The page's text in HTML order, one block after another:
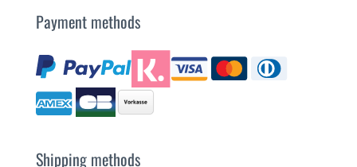
Payment methods
Shipping methods